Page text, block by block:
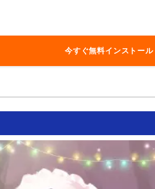
今すぐ無料インストール